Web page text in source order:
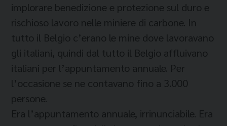
implorare benedizione e protezione sul duro e
rischioso lavoro nelle miniere di carbone. In
tutto il Belgio c’erano le mine dove lavoravano
gli italiani, quindi dal tutto il Belgio affluivano
italiani per l’appuntamento annuale. Per
l’occasione se ne contavano fino a 3.000
persone.
Era l’appuntamento annuale, irrinunciabile. Era